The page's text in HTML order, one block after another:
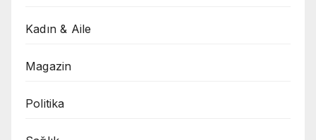
Kadın & Aile
Magazin
Politika